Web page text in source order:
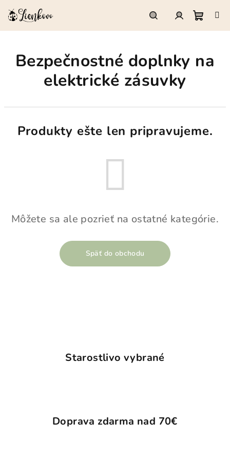
HľadaťPrihlásenie
košík
Bezpečnostné doplnky na
elektrické zásuvky
Produkty ešte len pripravujeme.
Môžete sa ale pozrieť na ostatné kategórie.
Späť do obchodu
Starostlivo vybrané
Doprava zdarma nad 70€